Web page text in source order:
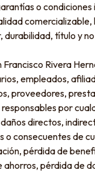
o
comercializable,
título y
Francisco Rivera
empleados,
proveedores,
por
directos,
o consecuentes de
pérdida de
ahorros, pérdida de